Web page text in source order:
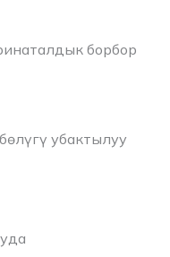
борбор
убактылуу